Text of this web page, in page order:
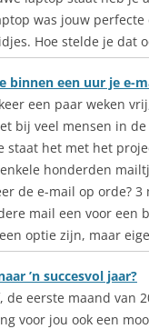
was jouw
Hoe stelde je dat
binnen een uur je e-
een paar weken
bij veel mensen in
staat het met het
honderden
de e-mail op orde?
mail een voor een
optie zijn, maar
’n succesvol jaar?
de eerste maand van
voor jou ook een